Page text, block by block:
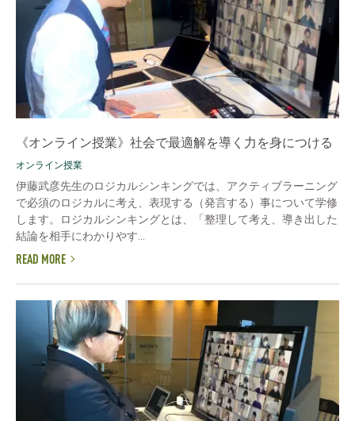
《オンライン授業》社会で最適解を導く力を身につける
オンライン授業
伊藤武彦先生のロジカルシンキングでは、アクティブラーニング
で必須のロジカルに考え、表現する（発言する）事について学修
します。ロジカルシンキングとは、「整理して考え、導き出した
結論を相手にわかりやす...
READ MORE